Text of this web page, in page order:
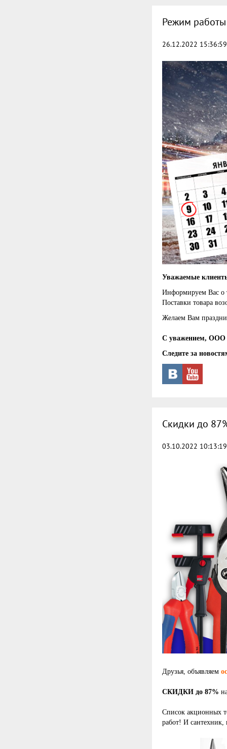
Режим
26.12.2022 15:36:59
Уважаемые
Информируем Вас о
Поставки товара
Желаем Вам
С уважением, ООО
Следите за
Скидки до
03.10.2022 10:13:19
Друзья, объявляем
СКИДКИ до 87%
Список акционных
работ! И сантехник,